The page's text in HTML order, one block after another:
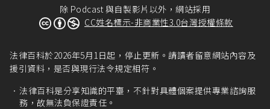
除 Podcast 與自製影片以外，網站採用
CC姓名標示-非商業性3.0台灣授權條款
法律百科於2026年5月1日起，停止更新。請讀者留意網站內容及
援引資料，是否與現行法令規定相符。
法律百科是分享知識的平臺，不針對具體個案提供專業諮詢服
務，故無法負保證責任。